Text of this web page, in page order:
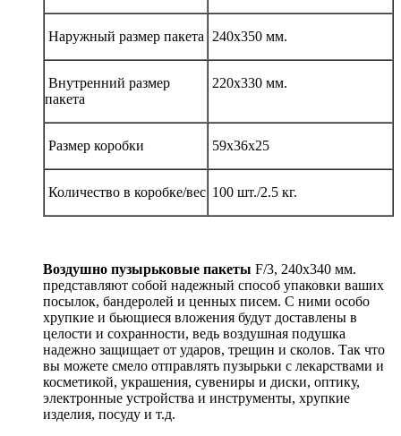
Наружный размер пакета 240х350 мм.
Внутренний размер
пакета
220х330 мм.
Размер коробки 59х36х25
Количество в коробке/вес 100 шт./2.5 кг.
Воздушно пузырьковые пакеты F/3, 240х340 мм.
представляют собой надежный способ упаковки ваших
посылок, бандеролей и ценных писем. С ними особо
хрупкие и бьющиеся вложения будут доставлены в
целости и сохранности, ведь воздушная подушка
надежно защищает от ударов, трещин и сколов. Так что
вы можете смело отправлять пузырьки с лекарствами и
косметикой, украшения, сувениры и диски, оптику,
электронные устройства и инструменты, хрупкие
изделия, посуду и т.д.